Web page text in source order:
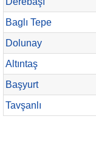
Baglı Tepe
Dolunay
Altıntaş
Başyurt
Tavşanlı